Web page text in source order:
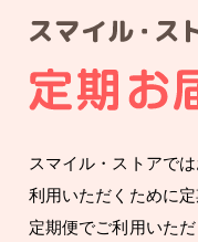
お客様の
スマイル・ストアで
利用いただくために
定期便でご利用いた